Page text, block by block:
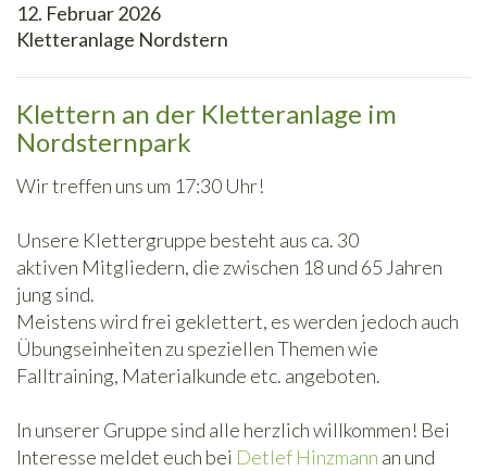
12. Februar 2026
Kletteranlage Nordstern
Klettern an der Kletteranlage im
Nordsternpark
Wir treffen uns um 17:30 Uhr!
Unsere Klettergruppe besteht aus ca. 30
aktiven Mitgliedern, die zwischen 18 und 65 Jahren
jung sind.
Meistens wird frei geklettert, es werden jedoch auch
Übungseinheiten zu speziellen Themen wie
Falltraining, Materialkunde etc. angeboten.
In unserer Gruppe sind alle herzlich willkommen! Bei
Interesse meldet euch bei Detlef Hinzmann an und